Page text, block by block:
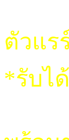
ตัวแร
*รับไ